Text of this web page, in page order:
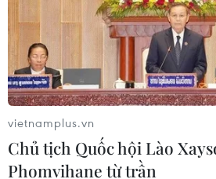
vietnamplus.vn
Chủ tịch Quốc hội Lào
Phomvihane từ trần